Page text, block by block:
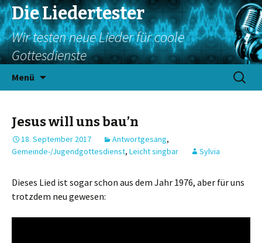
Die Liedertester
Wir testen neue Lieder für coole
Gottesdienste
Menü
Suchen
nach:
Jesus will uns bau’n
18. September 2017 Antwortgesang,
Gemeinde-/Jugendgottesdienst, Leicht singbar Sylvia
Dieses Lied ist sogar schon aus dem Jahr 1976, aber für uns
trotzdem neu gewesen: